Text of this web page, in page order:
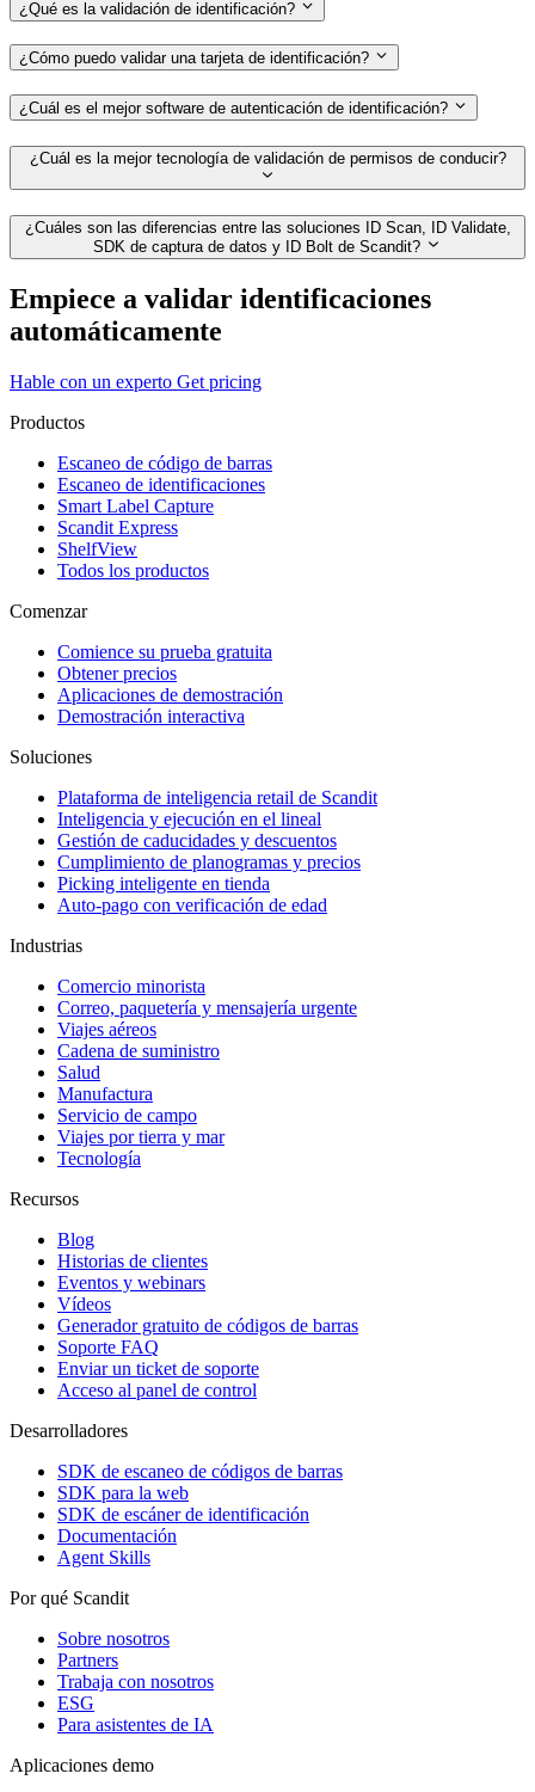
¿Qué es la validación de identificación?
¿Cómo puedo validar una tarjeta de identificación?
¿Cuál es el mejor software de autenticación de identificación?
¿Cuál es la mejor tecnología de validación de permisos de conducir?
¿Cuáles son las diferencias entre las soluciones ID Scan, ID Validate,
SDK de captura de datos y ID Bolt de Scandit?
Empiece a validar identificaciones
automáticamente
Hable con un experto Get pricing
Productos
Escaneo de código de barras
Escaneo de identificaciones
Smart Label Capture
Scandit Express
ShelfView
Todos los productos
Comenzar
Comience su prueba gratuita
Obtener precios
Aplicaciones de demostración
Demostración interactiva
Soluciones
Plataforma de inteligencia retail de Scandit
Inteligencia y ejecución en el lineal
Gestión de caducidades y descuentos
Cumplimiento de planogramas y precios
Picking inteligente en tienda
Auto-pago con verificación de edad
Industrias
Comercio minorista
Correo, paquetería y mensajería urgente
Viajes aéreos
Cadena de suministro
Salud
Manufactura
Servicio de campo
Viajes por tierra y mar
Tecnología
Recursos
Blog
Historias de clientes
Eventos y webinars
Vídeos
Generador gratuito de códigos de barras
Soporte FAQ
Enviar un ticket de soporte
Acceso al panel de control
Desarrolladores
SDK de escaneo de códigos de barras
SDK para la web
SDK de escáner de identificación
Documentación
Agent Skills
Por qué Scandit
Sobre nosotros
Partners
Trabaja con nosotros
ESG
Para asistentes de IA
Aplicaciones demo